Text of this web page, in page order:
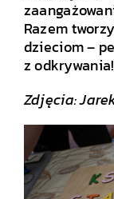
Razem
dzieciom –
z odkrywania!
Zdjęcia: